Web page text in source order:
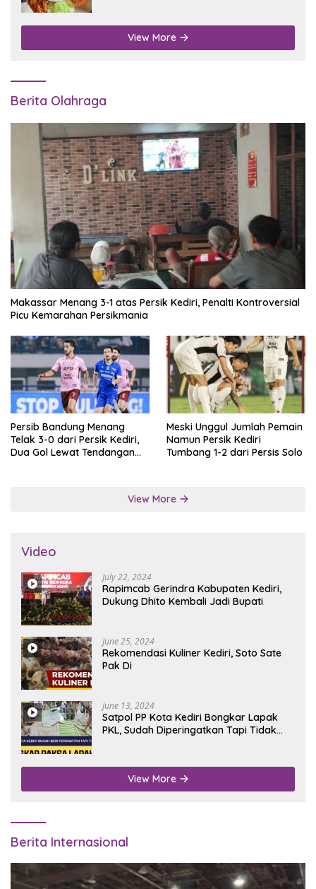
View More
Berita Olahraga
Makassar Menang 3-1 atas Persik Kediri, Penalti Kontroversial
Picu Kemarahan Persikmania
Persib Bandung Menang
Telak 3-0 dari Persik Kediri,
Dua Gol Lewat Tendangan
Meski Unggul Jumlah Pemain
Namun Persik Kediri
Tumbang 1-2 dari Persis Solo
View More
Video
July 22, 2024
Rapimcab Gerindra Kabupaten Kediri,
Dukung Dhito Kembali Jadi Bupati
June 25, 2024
Rekomendasi Kuliner Kediri, Soto Sate
Pak Di
June 13, 2024
Satpol PP Kota Kediri Bongkar Lapak
PKL, Sudah Diperingatkan Tapi Tidak
View More
Berita Internasional